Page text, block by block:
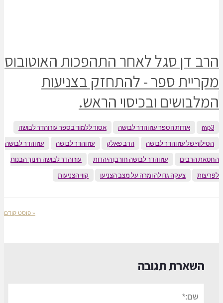
הרב דן סגל לאחר התהפכות האוטובוס
מקריית ספר - להתחזק בצניעות
המלבושים ובכיסוי הראש.
mp3 אודות הספר עוז והדר לבושה
אסור ללמוד בספר עוז והדר לבושה
הסילוף של עוז והדר לבושה
הרב פאלק עוז והדר לבושה
עוז והדר לבושה
החטאת הרבים
עוז והדר לבושה חורבן היהדות
עוז והדר לבושה חינוך הבנות
לפריצות
צעקה גדולה ומרה על מצב הצניעו קווי הצניעות
« פוסט קודם
השארת תגובה